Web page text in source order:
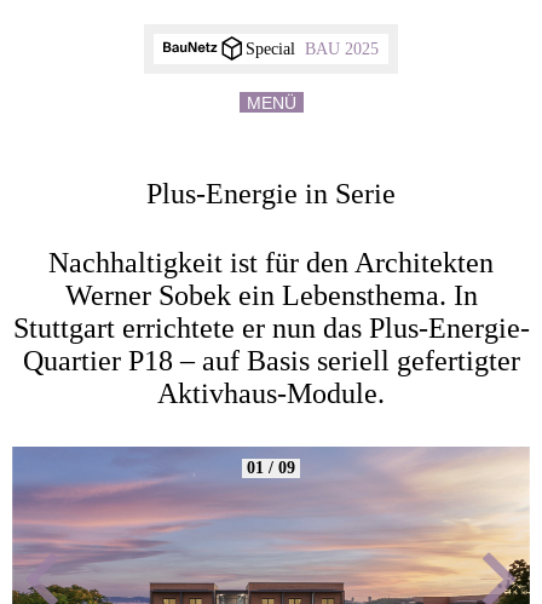
MENÜ
Special BAU 2025
Plus-Energie in Serie
Nachhaltigkeit ist für den Architekten
Werner Sobek ein Lebensthema. In
Stuttgart errichtete er nun das Plus-Energie-
Quartier P18 – auf Basis seriell gefertigter
Aktivhaus-Module.
01 / 09